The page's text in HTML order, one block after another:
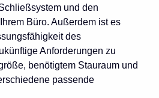
und den
Büro. Außerdem ist es
des
Anforderungen zu
benötigtem Stauraum und
passende